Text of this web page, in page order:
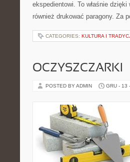
ekspedientowi. To właśnie
również drukować paragony. Za
CATEGORIES: KULTURA I
OCZYSZCZARKI
POSTED BY ADMIN GRU - 13